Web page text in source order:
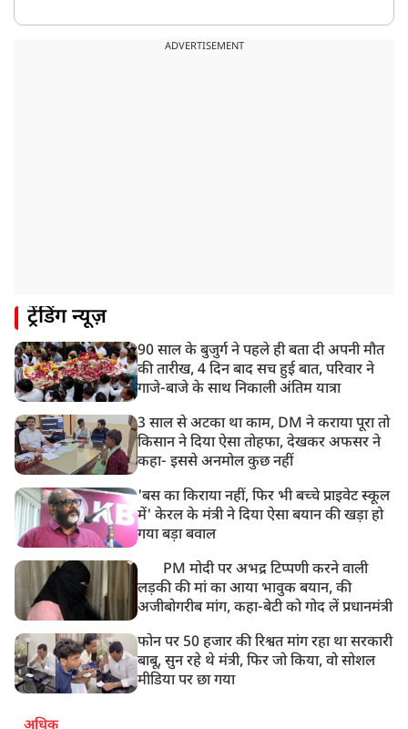
ADVERTISEMENT
ट्रेंडिंग न्यूज़
90 साल के बुजुर्ग ने पहले ही बता दी अपनी मौत
की तारीख, 4 दिन बाद सच हुई बात, परिवार ने
गाजे-बाजे के साथ निकाली अंतिम यात्रा
3 साल से अटका था काम, DM ने कराया पूरा तो
किसान ने दिया ऐसा तोहफा, देखकर अफसर ने
कहा- इससे अनमोल कुछ नहीं
'बस का किराया नहीं, फिर भी बच्चे प्राइवेट स्कूल
में' केरल के मंत्री ने दिया ऐसा बयान की खड़ा हो
गया बड़ा बवाल
PM मोदी पर अभद्र टिप्पणी करने वाली
लड़की की मां का आया भावुक बयान, की
अजीबोगरीब मांग, कहा-बेटी को गोद लें प्रधानमंत्री
फोन पर 50 हजार की रिश्वत मांग रहा था सरकारी
बाबू, सुन रहे थे मंत्री, फिर जो किया, वो सोशल
मीडिया पर छा गया